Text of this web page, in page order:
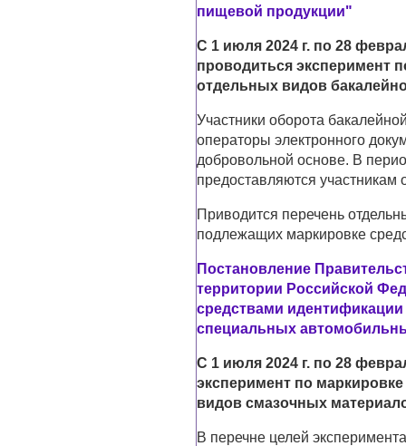
пищевой продукции"
С 1 июля 2024 г. по 28
проводиться эксперимент
отдельных видов
Участники оборота
операторы электронного
добровольной основе. В
предоставляются участникам
Приводится перечень
подлежащих маркировке
Постановление
территории Российской
средствами
специальных
С 1 июля 2024 г. по 28
эксперимент по
видов смазочных
В перечне целей